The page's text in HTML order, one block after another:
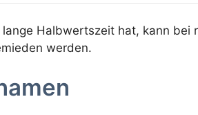
lange Halbwertszeit hat, kann
werden.